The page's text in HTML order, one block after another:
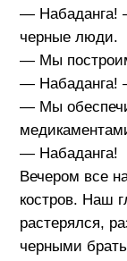
— Набаданга!
черные люди.
— Мы
— Набаданга!
— Мы
— Набаданга!
Вечером все
костров. Наш
растерялся,
черными